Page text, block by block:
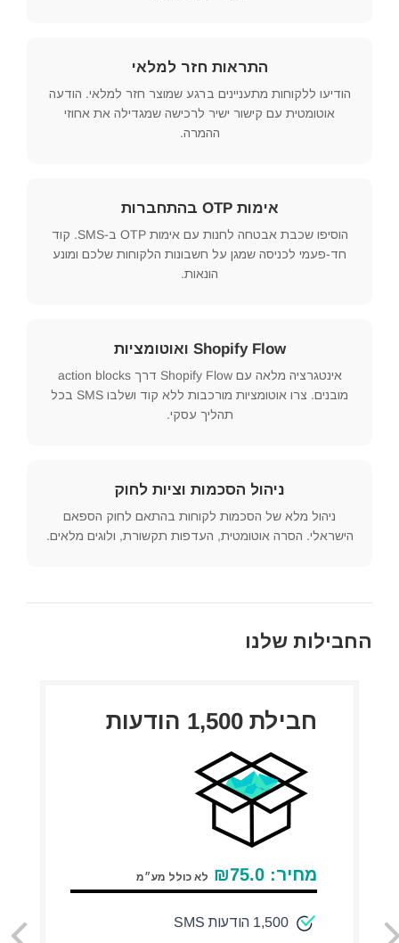
התראות חזר למלאי
הודיעו ללקוחות מתעניינים ברגע שמוצר חזר למלאי. הודעה
אוטומטית עם קישור ישיר לרכישה שמגדילה את אחוזי
ההמרה.
אימות OTP בהתחברות
הוסיפו שכבת אבטחה לחנות עם אימות OTP ב-SMS. קוד
חד-פעמי לכניסה שמגן על חשבונות הלקוחות שלכם ומונע
הונאות.
Shopify Flow ואוטומציות
אינטגרציה מלאה עם Shopify Flow דרך action blocks
מובנים. צרו אוטומציות מורכבות ללא קוד ושלבו SMS בכל
תהליך עסקי.
ניהול הסכמות וציות לחוק
ניהול מלא של הסכמות לקוחות בהתאם לחוק הספאם
הישראלי. הסרה אוטומטית, העדפות תקשורת, ולוגים מלאים.
החבילות שלנו
חבילת 1,500 הודעות
מחיר: ₪75.0 לא כולל מע״מ
1,500 הודעות SMS